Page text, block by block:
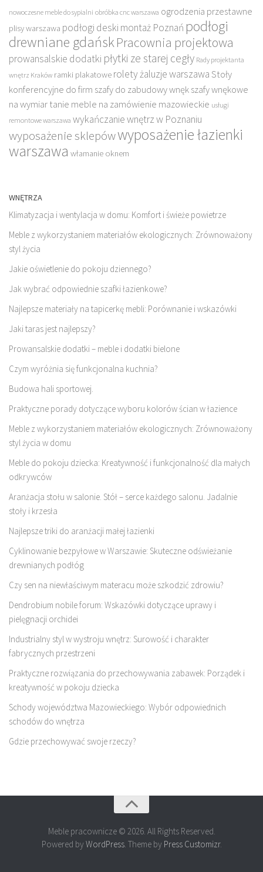
nowoczesne meble do sypialni obróbka cnc warszawa ogrodzenia przestawne
plisy warszawa podłogi deski montaż Poznań podłogi
drewniane gdańskPracownia projektowa
prowansalskie dodatki płytki ze starej cegły Rady projektanta
wnętrz Kraków ramki plakatowe rolety żaluzje warszawa Stoły
konferencyjne do firm szafy do zabudowy wnęk szafy wnękowe
na wymiar tanie meble na zamówienie mazowieckie usługi
remontowe warszawa wykańczanie wnętrz w Poznaniu
wyposażenie sklepówwyposażenie łazienki
warszawa włamanie oknem
WNĘTRZA
Klimatyzacja i wentylacja w domu: Komfort i świeże powietrze
Meble z wykorzystaniem materiałów ekologicznych: Zrównoważony
styl życia
Jakie oświetlenie do pokoju dziennego?
Jak wybrać odpowiednie szafki łazienkowe?
Najlepsze materiały na tapicerkę mebli: Porównanie i wskazówki
Jaki taras jest najlepszy?
Prowansalskie dodatki – meble i dodatki bielone
Czym wyróżnia się funkcjonalna kuchnia?
Budowa hali sportowej.
Praktyczne porady dotyczące wyboru kolorów ścian w łazience
Meble z wykorzystaniem materiałów ekologicznych: Zrównoważony
styl życia w domu
Meble do pokoju dziecka: Kreatywność i funkcjonalność dla małych
odkrywców
Aranżacja stołu w salonie. Stół – serce każdego salonu. Jadalnie
stoły i krzesła
Najlepsze triki do aranżacji małej łazienki
Cyklinowanie bezpyłowe w Warszawie: Skuteczne odświeżanie
drewnianych podłóg
Czy sen na niewłaściwym materacu może szkodzić zdrowiu?
Dendrobium nobile forum: Wskazówki dotyczące uprawy i
pielęgnacji orchidei
Industrialny styl w wystroju wnętrz: Surowość i charakter
fabrycznych przestrzeni
Praktyczne rozwiązania do przechowywania zabawek: Porządek i
kreatywność w pokoju dziecka
Schody województwa Mazowieckiego: Wybór odpowiednich
schodów do wnętrza
Gdzie przechowywać swoje rzeczy?
Meble pracownicze © 2026. All Rights Reserved.
Powered by WordPress. Theme by Press Customizr.